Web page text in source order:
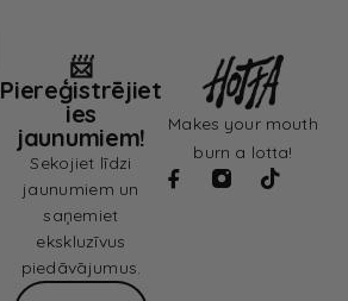
Makes your mouth
burn a lotta!
📨
Piereģistrējiet
ies
jaunumiem!
Sekojiet līdzi
jaunumiem un
saņemiet
ekskluzīvus
piedāvājumus.